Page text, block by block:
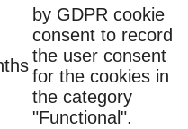
by GDPR cookie
consent to record
the user consent
for the cookies in
the category
"Functional".